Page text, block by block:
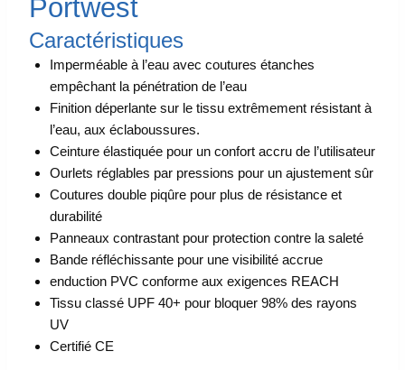
Portwest
Caractéristiques
Imperméable à l’eau avec coutures étanches
empêchant la pénétration de l’eau
Finition déperlante sur le tissu extrêmement résistant à
l’eau, aux éclaboussures.
Ceinture élastiquée pour un confort accru de l’utilisateur
Ourlets réglables par pressions pour un ajustement sûr
Coutures double piqûre pour plus de résistance et
durabilité
Panneaux contrastant pour protection contre la saleté
Bande réfléchissante pour une visibilité accrue
enduction PVC conforme aux exigences REACH
Tissu classé UPF 40+ pour bloquer 98% des rayons
UV
Certifié CE